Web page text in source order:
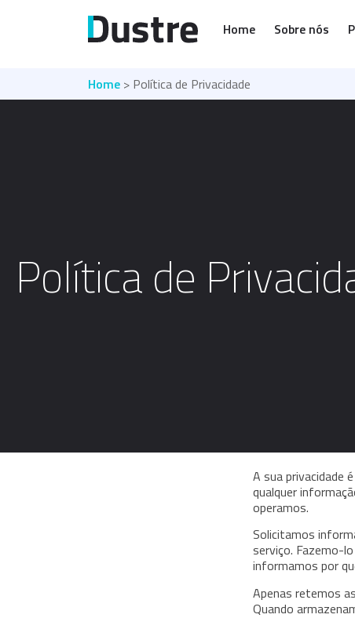
Home Sobre nós
Home > Política de Privacidade
Política de
A sua privacidade
qualquer
operamos.
Solicitamos
serviço. Fazemo-
informamos por
Apenas retemos
Quando